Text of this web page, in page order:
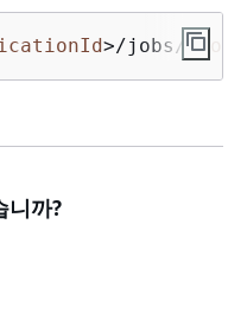
>/jobs/ <
니까?